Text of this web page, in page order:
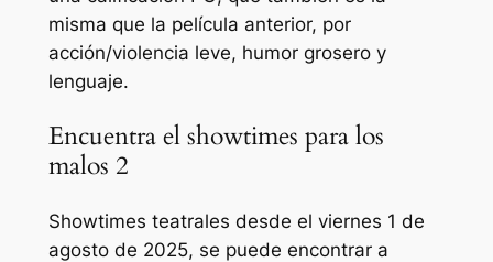
misma que la película anterior, por
acción/violencia leve, humor grosero y
lenguaje.
Encuentra el showtimes para los
malos 2
Showtimes teatrales desde el viernes 1 de
agosto de 2025, se puede encontrar a